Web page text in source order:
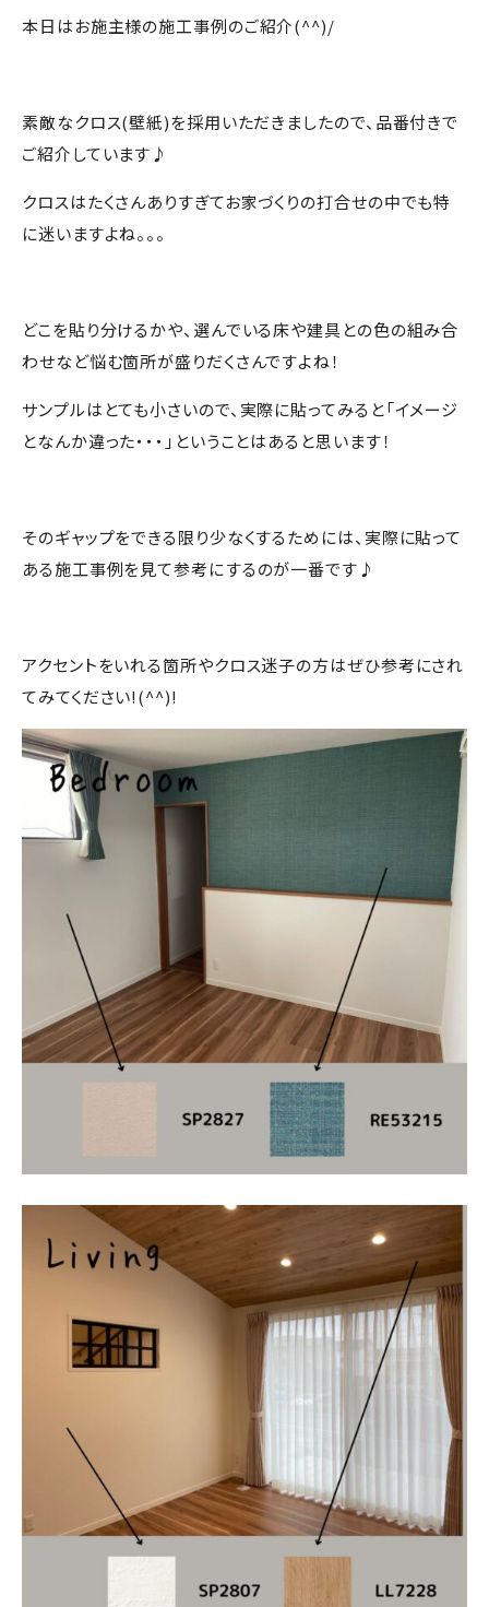
本日はお施主様の施工事例のご紹介(^^)/
素敵なクロス(壁紙)を採用いただきましたので、品番付きで
ご紹介しています♪
クロスはたくさんありすぎてお家づくりの打合せの中でも特
に迷いますよね。。。
どこを貼り分けるかや、選んでいる床や建具との色の組み合
わせなど悩む箇所が盛りだくさんですよね！
サンプルはとても小さいので、実際に貼ってみると「イメージ
となんか違った・・・」ということはあると思います！
そのギャップをできる限り少なくするためには、実際に貼って
ある施工事例を見て参考にするのが一番です♪
アクセントをいれる箇所やクロス迷子の方はぜひ参考にされ
てみてください!(^^)!